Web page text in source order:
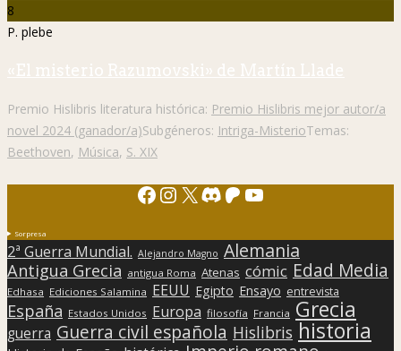
8
P. plebe
«El misterio Razumovski» de Martín Llade
Premio Hislibris literatura histórica: Premio Hislibris mejor autor/a
novel 2024 (ganador/a)Subgéneros: Intriga-MisterioTemas:
Beethoven, Música, S. XIX
Facebook
Instagram
X Discord
Patreon
YouTube
Sorpresa
2ª Guerra Mundial. Alejandro Magno Alemania
Antigua Grecia antigua Roma Atenas cómic Edad Media
Edhasa Ediciones Salamina EEUU Egipto Ensayo entrevista
España Estados Unidos Europa filosofía Francia Grecia
guerra Guerra civil española Hislibris historia